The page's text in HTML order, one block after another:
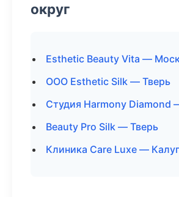
округ
Esthetic Beauty Vita —
ООО Esthetic Silk — Тверь
Студия Harmony Diamond
Beauty Pro Silk — Тверь
Клиника Care Luxe —